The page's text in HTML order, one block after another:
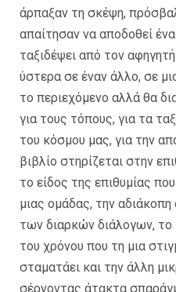
άρπαξαν τη σκέψη,
απαίτησαν να αποδοθεί
ταξιδέψει από τον
ύστερα σε έναν άλλο, σε
το περιεχόμενο αλλά θα
για τους τόπους, για τα
του κόσμου μας, για την
βιβλίο στηρίζεται στην
το είδος της επιθυμίας
μιας ομάδας, την
των διαρκών διάλογων,
του χρόνου που τη μια
σταματάει και την άλλη
σέρνοντας άτακτα